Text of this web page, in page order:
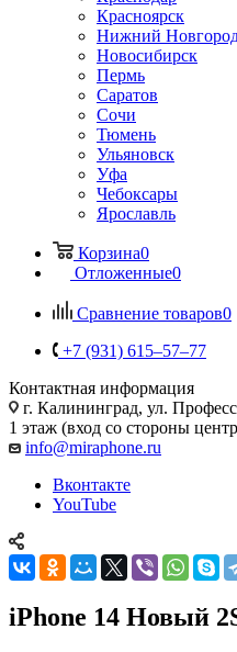
Красноярск
Нижний
Новосибирск
Пермь
Саратов
Сочи
Тюмень
Ульяновск
Уфа
Чебоксары
Ярославль
Корзина0
Отложенные0
Сравнение товаров0
+7 (931) 615‒57‒77
Контактная информация
г. Калининград, ул.
1 этаж (вход со стороны
info@miraphone.ru
Вконтакте
YouTube
iPhone 14 Новый